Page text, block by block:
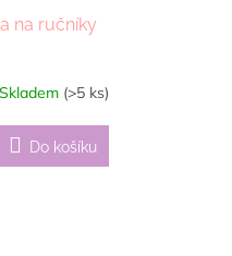
na ručníky
Skladem (>5 ks)
Do košíku